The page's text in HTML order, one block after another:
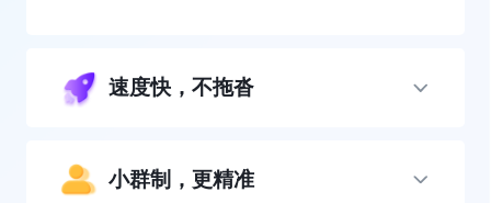
速度快，不拖沓
小群制，更精准